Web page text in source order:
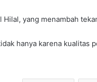
yang menambah
hanya karena kualitas